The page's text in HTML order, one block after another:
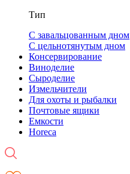
Тип
С завальцованным дном
С цельнотянутым дном
Консервирование
Виноделие
Сыроделие
Измельчители
Для охоты и рыбалки
Почтовые ящики
Емкости
Horeca